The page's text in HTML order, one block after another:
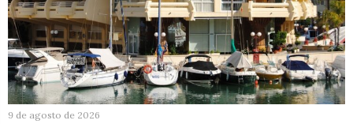
9 de agosto de 2026